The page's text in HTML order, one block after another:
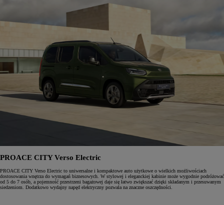
PROACE CITY Verso Electric
PROACE CITY Verso Electric to uniwersalne i kompaktowe auto użytkowe o wielkich możliwościach
dostosowania wnętrza do wymagań biznesowych. W stylowej i eleganckiej kabinie może wygodnie podróżować
od 5 do 7 osób, a pojemność przestrzeni bagażowej daje się łatwo zwiększać dzięki składanym i przesuwanym
siedzeniom. Dodatkowo wydajny napęd elektryczny pozwala na znaczne oszczędności.